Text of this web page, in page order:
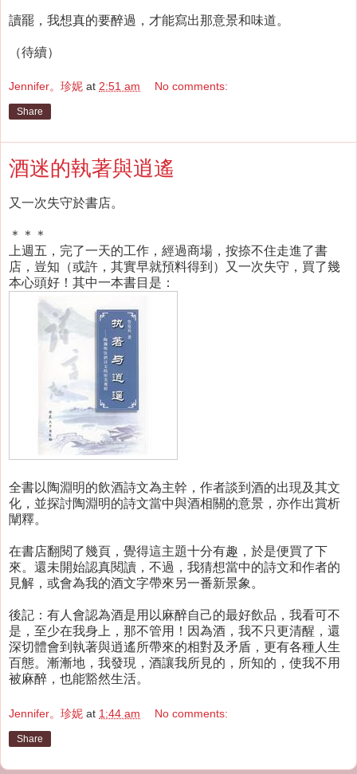
讀罷，我想真的要醉過，才能寫出那意景和味道。
（待續）
Jennifer。珍妮 at 2:51 am No comments:
Share
酒迷的執著與逍遙
又一次失守於書店。
＊＊＊
上週五，完了一天的工作，經過商場，按捺不住走進了書
店，豈知（或許，其實早就預料得到）又一次失守，買了幾
本心頭好！其中一本書目是：
全書以陶淵明的飲酒詩文為主幹，作者談到酒的出現及其文
化，並探討陶淵明的詩文當中與酒相關的意景，亦作出賞析
闡釋。
在書店翻閱了幾頁，覺得這主題十分有趣，於是便買了下
來。還未開始認真閱讀，不過，我猜想當中的詩文和作者的
見解，或會為我的酒文字帶來另一番新景象。
後記：有人會認為酒是用以麻醉自己的最好飲品，我看可不
是，至少在我身上，那不管用！因為酒，我不只更清醒，還
深切體會到執著與逍遙所帶來的相對及矛盾，更有各種人生
百態。漸漸地，我發現，酒讓我所見的，所知的，使我不用
被麻醉，也能豁然生活。
Jennifer。珍妮 at 1:44 am No comments:
Share